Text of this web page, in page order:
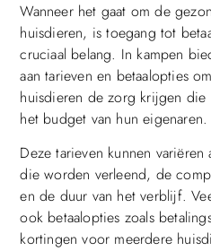
Wanneer het gaat om de
huisdieren, is toegang tot
cruciaal belang. In kampen
aan tarieven en betaalopties
huisdieren de zorg krijgen
het budget van hun eigenaren.
Deze tarieven kunnen
die worden verleend, de
en de duur van het verblijf.
ook betaalopties zoals
kortingen voor meerdere